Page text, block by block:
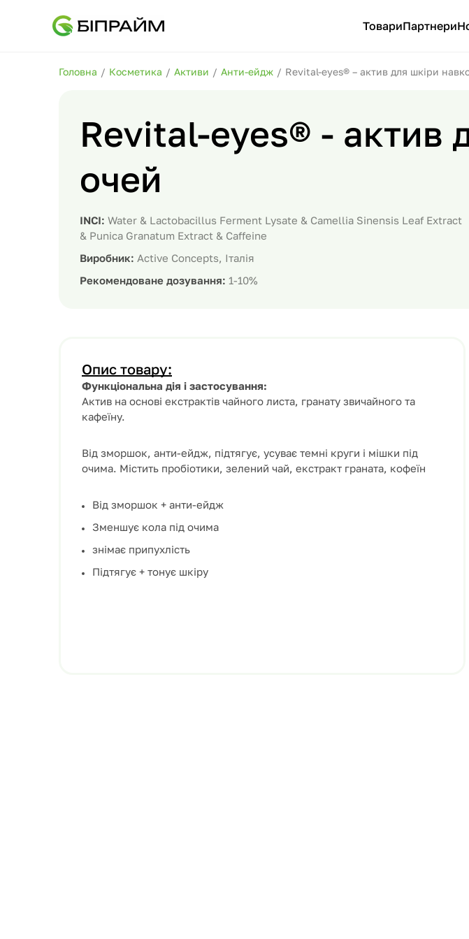
ТовариПартнери
Головна / Косметика / Активи / Анти-ейдж / Revital-eyes® – актив для шкіри
Revital-eyes® - актив
очей
INCI: Water & Lactobacillus Ferment Lysate & Camellia Sinensis Leaf Extract
& Punica Granatum Extract & Caffeine
Виробник: Active Concepts, Італія
Рекомендоване дозування: 1-10%
Опис товару:
Функціональна дія і застосування:
Актив на основі екстрактів чайного листа, гранату звичайного та
кафеїну.
Від зморшок, анти-ейдж, підтягує, усуває темні круги і мішки під
очима. Містить пробіотики, зелений чай, екстракт граната, кофеїн
Від зморшок + анти-ейдж
Зменшує кола під очима
знімає припухлість
Підтягує + тонує шкіру